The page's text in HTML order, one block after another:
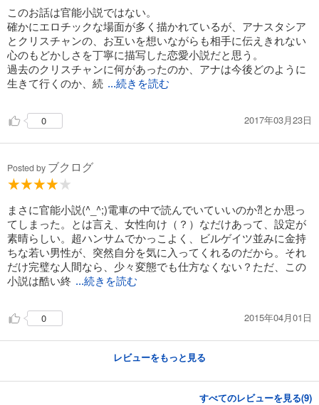
このお話は官能小説ではない。
確かにエロチックな場面が多く描かれているが、アナスタシア
とクリスチャンの、お互いを想いながらも相手に伝えきれない
心のもどかしさを丁寧に描写した恋愛小説だと思う。
過去のクリスチャンに何があったのか、アナは今後どのように
生きて行くのか、続 ...続きを読む
0 2017年03月23日
Posted by ブクログ
まさに官能小説(^_^;)電車の中で読んでいていいのか⁈とか思っ
てしまった。とは言え、女性向け（？）なだけあって、設定が
素晴らしい。超ハンサムでかっこよく、ビルゲイツ並みに金持
ちな若い男性が、突然自分を気に入ってくれるのだから。それ
だけ完璧な人間なら、少々変態でも仕方なくない？ただ、この
小説は酷い終 ...続きを読む
0 2015年04月01日
レビューをもっと見る
すべてのレビューを見る(9)